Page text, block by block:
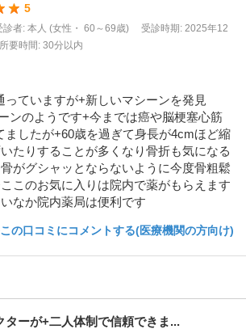
5
診者: 本人 (女性・ 60～69歳)
受診時期: 2025年12
所要時間: 30分以内
っていますが+新しいマシーンを発見
ンのようです+今までは癌や脳梗塞心筋
ましたが+60歳を過ぎて身長が4cmほど縮
たりすることが多くなり骨折も気になる
がグシャッとならないように今度骨粗鬆
このお気に入りは院内で薬がもらえます
なか院内薬局は便利です
の口コミにコメントする(医療機関の方向け)
ターが+二人体制で信頼できま...